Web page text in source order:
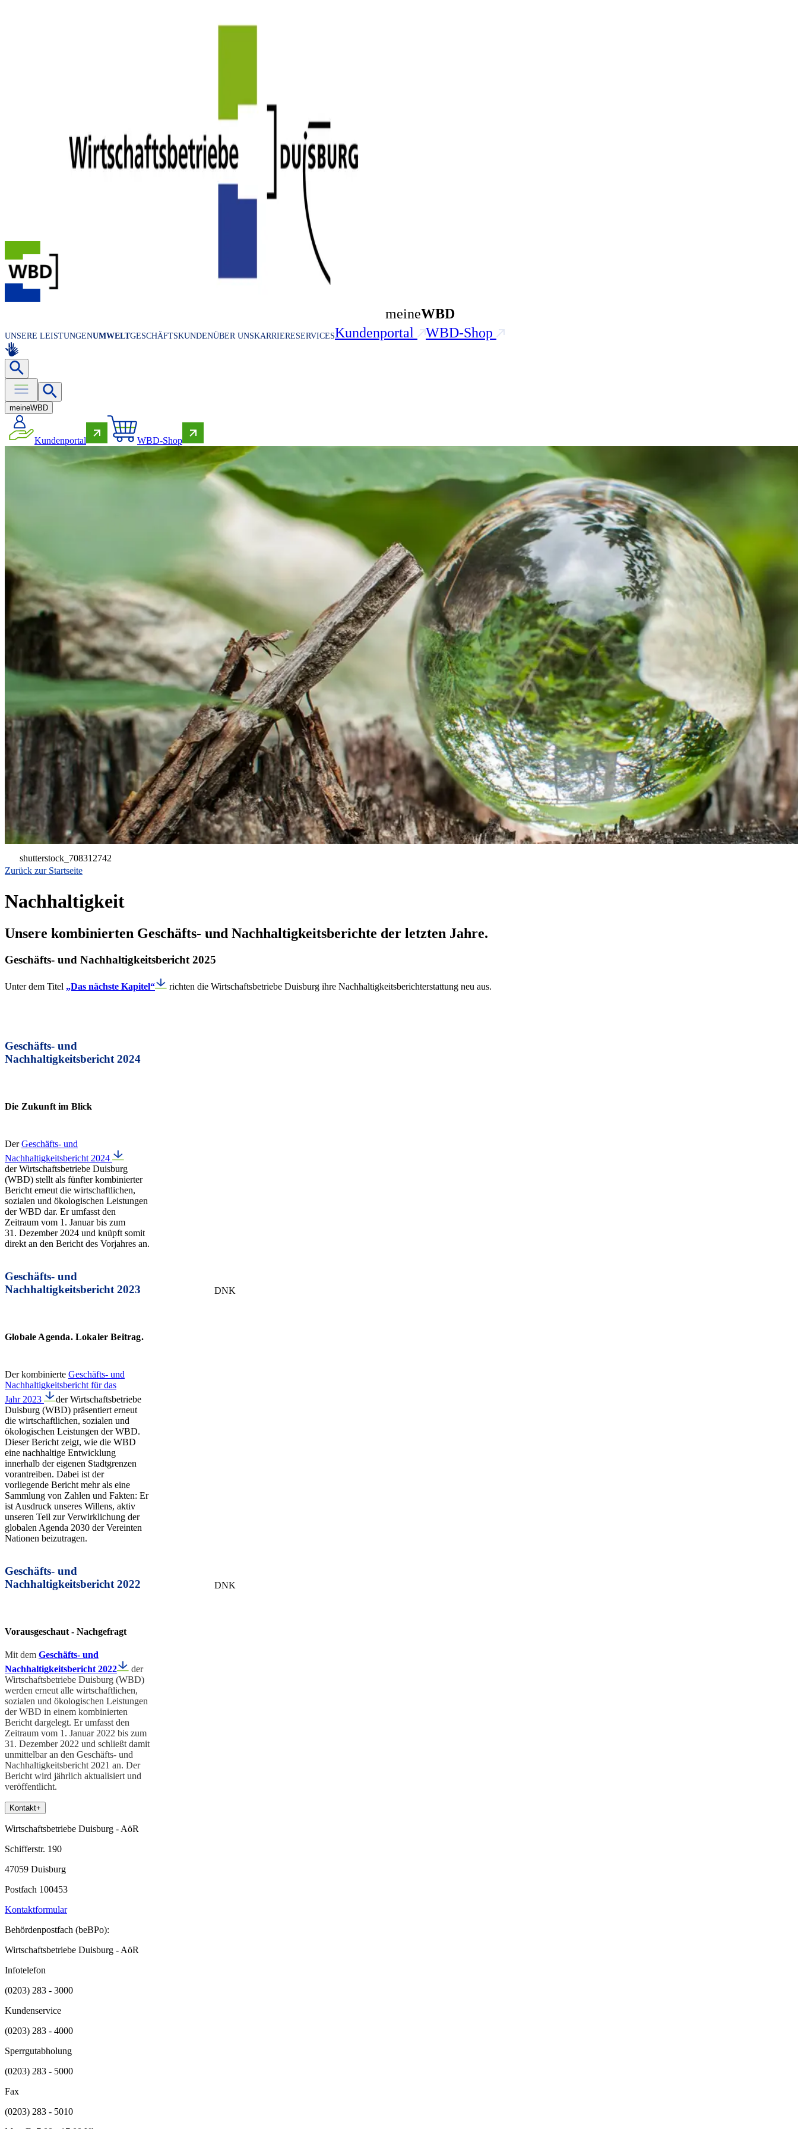
UNSERE LEISTUNGENUMWELTGESCHÄFTSKUNDENÜBER UNSKARRIERESERVICES
meineWBD
Kundenportal
WBD-Shop
meineWBD
Kundenportal WBD-Shop
shutterstock_708312742
Zurück zur Startseite
Nachhaltigkeit
Unsere kombinierten Geschäfts- und Nachhaltigkeitsberichte der letzten Jahre.
Geschäfts- und Nachhaltigkeitsbericht 2025
Unter dem Titel „Das nächste Kapitel“ richten die Wirtschaftsbetriebe Duisburg ihre Nachhaltigkeitsberichterstattung neu aus.
Geschäfts- und
Nachhaltigkeitsbericht 2024
Die Zukunft im Blick
DerGeschäfts- und
Nachhaltigkeitsbericht 2024
der Wirtschaftsbetriebe Duisburg
(WBD) stellt als fünfter kombinierter
Bericht erneut die wirtschaftlichen,
sozialen und ökologischen Leistungen
der WBD dar. Er umfasst den
Zeitraum vom 1. Januar bis zum
31. Dezember 2024 und knüpft somit
direkt an den Bericht des Vorjahres an.
Geschäfts- und
Nachhaltigkeitsbericht 2023
Globale Agenda. Lokaler Beitrag.
Der kombinierte Geschäfts- und
Nachhaltigkeitsbericht für das
Jahr 2023
der Wirtschaftsbetriebe
Duisburg (WBD) präsentiert erneut
die wirtschaftlichen, sozialen und
ökologischen Leistungen der WBD.
Dieser Bericht zeigt, wie die WBD
eine nachhaltige Entwicklung
innerhalb der eigenen Stadtgrenzen
vorantreiben. Dabei ist der
vorliegende Bericht mehr als eine
Sammlung von Zahlen und Fakten: Er
ist Ausdruck unseres Willens, aktiv
unseren Teil zur Verwirklichung der
globalen Agenda 2030 der Vereinten
Nationen beizutragen.
DNK
Geschäfts- und
Nachhaltigkeitsbericht 2022
Vorausgeschaut - Nachgefragt
Mit dem Geschäfts- und
Nachhaltigkeitsbericht 2022
der
Wirtschaftsbetriebe Duisburg (WBD)
werden erneut alle wirtschaftlichen,
sozialen und ökologischen Leistungen
der WBD in einem kombinierten
Bericht dargelegt. Er umfasst den
Zeitraum vom 1. Januar 2022 bis zum
31. Dezember 2022 und schließt damit
unmittelbar an den Geschäfts- und
Nachhaltigkeitsbericht 2021 an. Der
Bericht wird jährlich aktualisiert und
veröffentlicht.
DNK
Kontakt+
Wirtschaftsbetriebe Duisburg - AöR
Schifferstr. 190
47059 Duisburg
Postfach 100453
Kontaktformular
Behördenpostfach (beBPo):
Wirtschaftsbetriebe Duisburg - AöR
Infotelefon
(0203) 283 - 3000
Kundenservice
(0203) 283 - 4000
Sperrgutabholung
(0203) 283 - 5000
Fax
(0203) 283 - 5010